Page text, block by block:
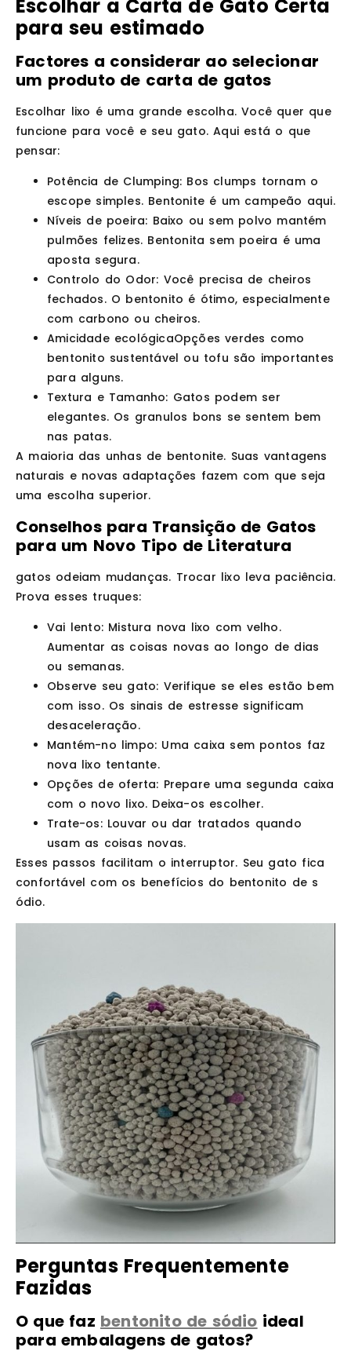
Escolhar a Carta de Gato Certa
para seu estimado
Factores a considerar ao selecionar
um produto de carta de gatos
Escolhar lixo é uma grande escolha. Você quer que
funcione para você e seu gato. Aqui está o que
pensar:
Potência de Clumping: Bos clumps tornam o
escope simples. Bentonite é um campeão aqui.
Níveis de poeira: Baixo ou sem polvo mantém
pulmões felizes. Bentonita sem poeira é uma
aposta segura.
Controlo do Odor: Você precisa de cheiros
fechados. O bentonito é ótimo, especialmente
com carbono ou cheiros.
Amicidade ecológicaOpções verdes como
bentonito sustentável ou tofu são importantes
para alguns.
Textura e Tamanho: Gatos podem ser
elegantes. Os granulos bons se sentem bem
nas patas.
A maioria das unhas de bentonite. Suas vantagens
naturais e novas adaptações fazem com que seja
uma escolha superior.
Conselhos para Transição de Gatos
para um Novo Tipo de Literatura
gatos odeiam mudanças. Trocar lixo leva paciência.
Prova esses truques:
Vai lento: Mistura nova lixo com velho.
Aumentar as coisas novas ao longo de dias
ou semanas.
Observe seu gato: Verifique se eles estão bem
com isso. Os sinais de estresse significam
desaceleração.
Mantém-no limpo: Uma caixa sem pontos faz
nova lixo tentante.
Opções de oferta: Prepare uma segunda caixa
com o novo lixo. Deixa-os escolher.
Trate-os: Louvar ou dar tratados quando
usam as coisas novas.
Esses passos facilitam o interruptor. Seu gato fica
confortável com os benefícios do bentonito de s
ódio.
Perguntas Frequentemente
Fazidas
O que faz bentonito de sódio ideal
para embalagens de gatos?